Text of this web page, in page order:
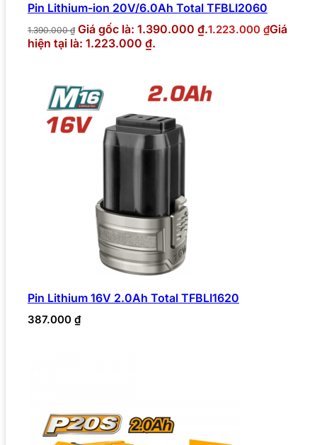
Pin Lithium-ion 20V/6.0Ah Total TFBLI2060
1.390.000₫ Giá gốc là: 1.390.000 ₫.1.223.000 ₫Giá
hiện tại là: 1.223.000 ₫.
Pin Lithium 16V 2.0Ah Total TFBLI1620
387.000 ₫